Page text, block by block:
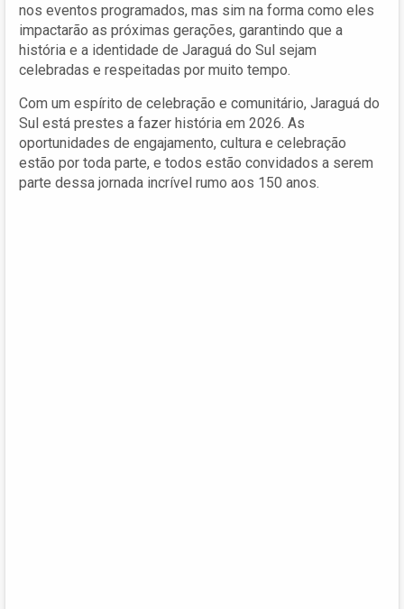
nos eventos programados, mas sim na forma como eles
impactarão as próximas gerações, garantindo que a
história e a identidade de Jaraguá do Sul sejam
celebradas e respeitadas por muito tempo.
Com um espírito de celebração e comunitário, Jaraguá do
Sul está prestes a fazer história em 2026. As
oportunidades de engajamento, cultura e celebração
estão por toda parte, e todos estão convidados a serem
parte dessa jornada incrível rumo aos 150 anos.